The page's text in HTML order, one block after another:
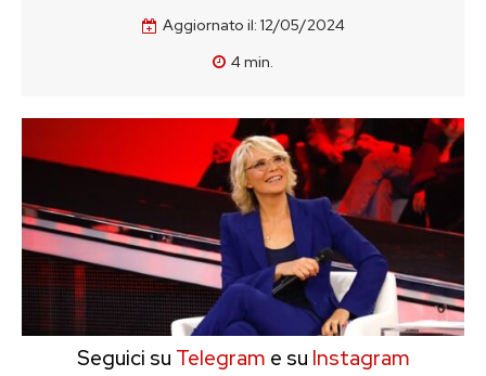
Aggiornato il: 12/05/2024
4min.
Seguici su Telegram e su Instagram